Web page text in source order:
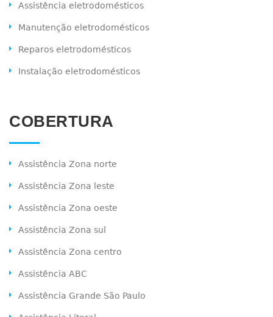
Assistência eletrodomésticos
Manutenção eletrodomésticos
Reparos eletrodomésticos
Instalação eletrodomésticos
COBERTURA
Assistência Zona norte
Assistência Zona leste
Assistência Zona oeste
Assistência Zona sul
Assistência Zona centro
Assistência ABC
Assistência Grande São Paulo